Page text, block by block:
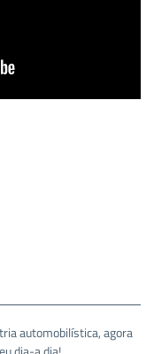
automobilística, agora